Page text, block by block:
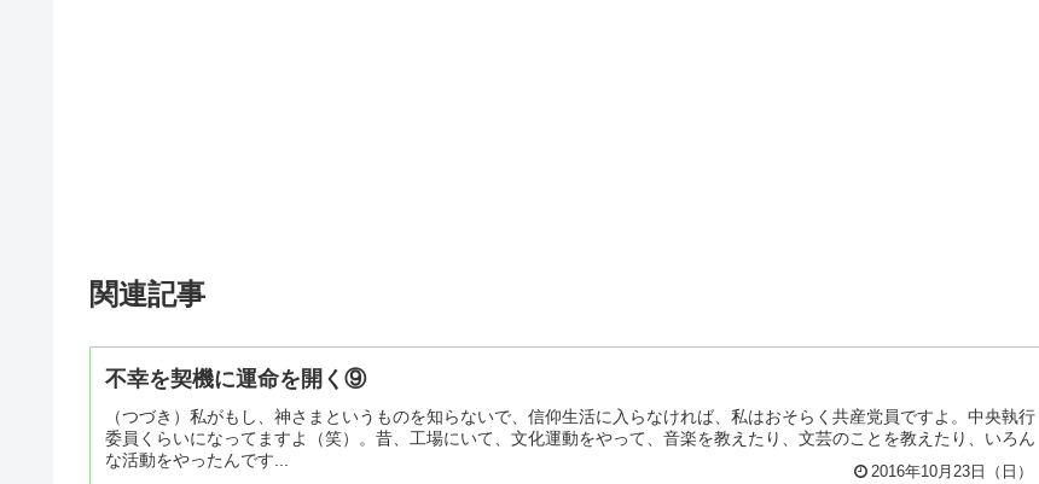
関連記事
不幸を契機に運命を開く⑨
（つづき）私がもし、神さまというものを知らないで、信仰生活に入らなければ、私はおそらく共産党員ですよ。中央執行
委員くらいになってますよ（笑）。昔、工場にいて、文化運動をやって、音楽を教えたり、文芸のことを教えたり、いろん
な活動をやったんです...
2016年10月23日（日）